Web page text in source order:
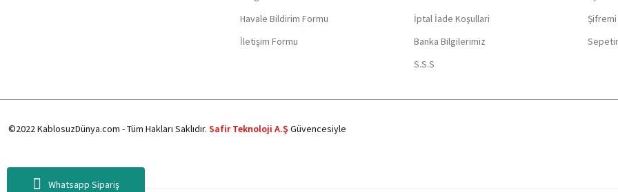
Whatsapp Sipariş
Havale Bildirim Formu
İletişim Formu
İptal İade Koşullari
Banka Bilgilerimiz
S.S.S
©2022 KablosuzDünya.com - Tüm Hakları Saklıdır. Safir Teknoloji A.Ş Güvencesiyle